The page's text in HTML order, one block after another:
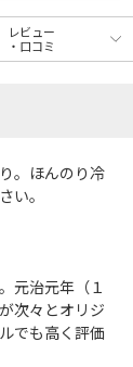
レビュー
・口コミ
。ほんのり冷
い。
元治元年（１
次々とオリジ
でも高く評価